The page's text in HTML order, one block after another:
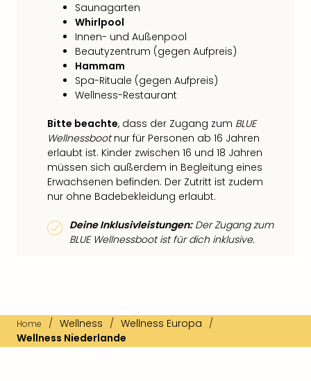
Saunagarten
Whirlpool
Innen- und Außenpool
Beautyzentrum (gegen Aufpreis)
Hammam
Spa-Rituale (gegen Aufpreis)
Wellness-Restaurant
Bitte beachte, dass der Zugang zum BLUE
Wellnessbootnur für Personen ab 16 Jahren
erlaubt ist. Kinder zwischen 16 und 18 Jahren
müssen sich außerdem in Begleitung eines
Erwachsenen befinden. Der Zutritt ist zudem
nur ohne Badebekleidung erlaubt.
Deine Inklusivleistungen:Der Zugang zum
BLUE Wellnessboot ist für dich inklusive.
Home / Wellness / Wellness Europa /
Wellness Niederlande